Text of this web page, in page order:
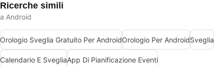
Ricerche simili
a Android
Orologio Sveglia Gratuito Per AndroidOrologio Per AndroidSveglia
Calendario E SvegliaApp Di Pianificazione Eventi